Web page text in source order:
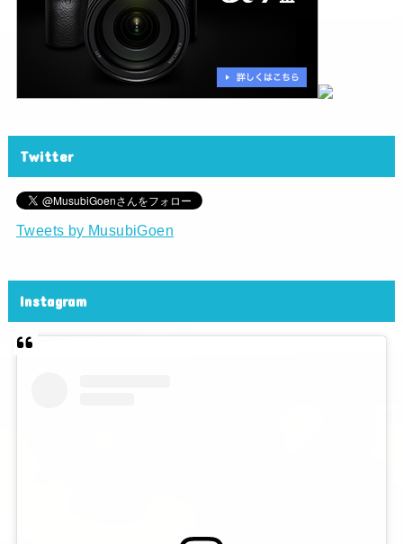
Twitter
Tweets by MusubiGoen
Instagram